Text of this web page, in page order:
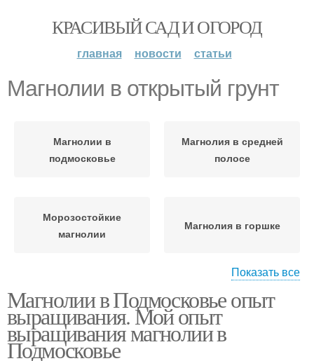
КРАСИВЫЙ САД И ОГОРОД
главная новости статьи
Магнолии в открытый грунт
Магнолии в
подмосковье
Магнолия в средней
полосе
Морозостойкие
магнолии
Магнолия в горшке
Магнолии в средней
полосе
Показать все
Магнолии в Подмосковье опыт
выращивания. Мой опыт
выращивания магнолии в
Подмосковье